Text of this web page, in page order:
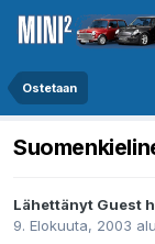
Ostetaan
Lähettänyt Guest
9. Elokuuta, 2003